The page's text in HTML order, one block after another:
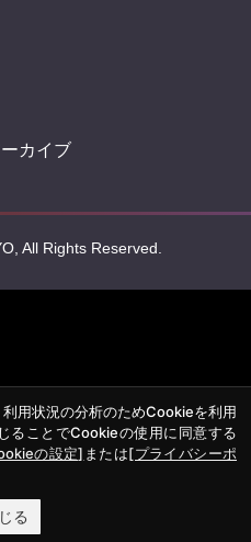
カイブ
All Rights Reserved.
用状況の分析のためCookieを利用
ることでCookieの使用に同意する
の設定] または[プライバシーポ
る